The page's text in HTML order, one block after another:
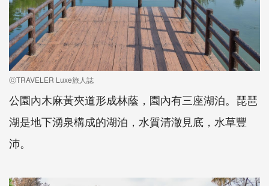
ⓒTRAVELER Luxe旅人誌
公園內木麻黃夾道形成林蔭，園內有三座湖泊。琵琶
湖是地下湧泉構成的湖泊，水質清澈見底，水草豐
沛。